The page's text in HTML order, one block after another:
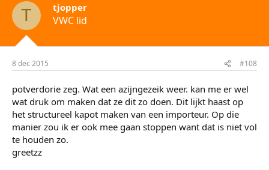
T tjopper
VWC lid
8 dec 2015 #108
potverdorie zeg. Wat een azijngezeik weer. kan me er wel
wat druk om maken dat ze dit zo doen. Dit lijkt haast op
het structureel kapot maken van een importeur. Op die
manier zou ik er ook mee gaan stoppen want dat is niet vol
te houden zo.
greetzz